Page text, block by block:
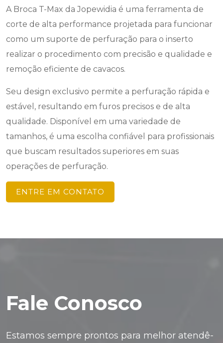
A Broca T-Max da Jopewidia é uma ferramenta de
corte de alta performance projetada para funcionar
como um suporte de perfuração para o inserto
realizar o procedimento com precisão e qualidade e
remoção eficiente de cavacos.
Seu design exclusivo permite a perfuração rápida e
estável, resultando em furos precisos e de alta
qualidade. Disponível em uma variedade de
tamanhos, é uma escolha confiável para profissionais
que buscam resultados superiores em suas
operações de perfuração.
ENTRE EM CONTATO
Fale Conosco
Estamos sempre prontos para melhor atendê-